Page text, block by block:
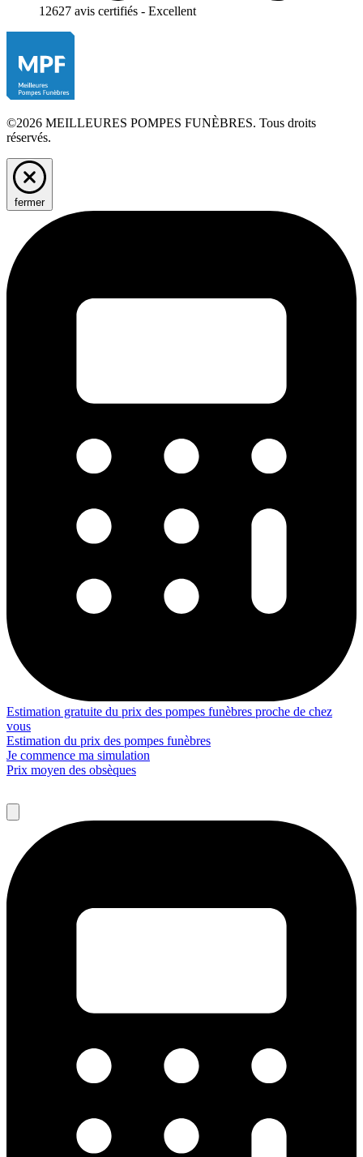
12627 avis certifiés - Excellent
©2026 MEILLEURES POMPES FUNÈBRES. Tous droits
réservés.
fermer
Estimation gratuite du prix des pompes funèbres proche de chez
vous
Estimation du prix des pompes funèbres
Je commence ma simulation
Prix moyen des obsèques